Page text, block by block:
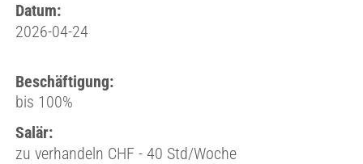
Datum:
2026-04-24
Beschäftigung:
bis 100%
Salär:
zu verhandeln CHF - 40 Std/Woche